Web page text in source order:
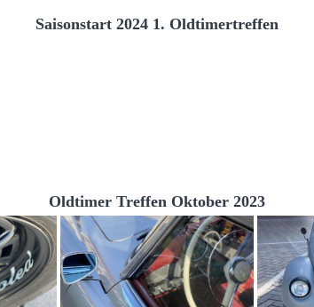
Saisonstart 2024 1. Oldtimertreffen
Oldtimer Treffen Oktober 2023